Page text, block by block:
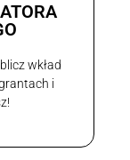
wkład
i